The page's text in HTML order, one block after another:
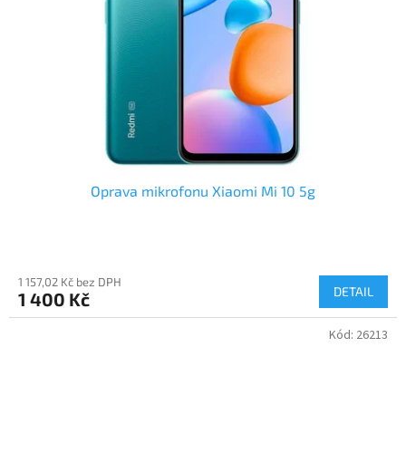
Oprava mikrofonu Xiaomi Mi 10 5g
1 157,02 Kč bez DPH
1 400 Kč DETAIL
Kód: 26213